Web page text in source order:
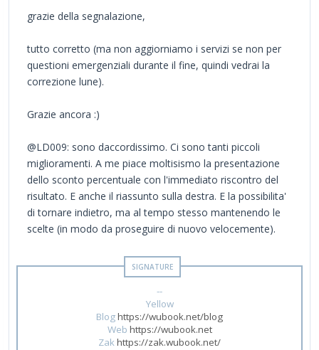
grazie della segnalazione,
tutto corretto (ma non aggiorniamo i servizi se non per
questioni emergenziali durante il fine, quindi vedrai la
correzione lune).
Grazie ancora :)
@LD009: sono daccordissimo. Ci sono tanti piccoli
miglioramenti. A me piace moltisismo la presentazione
dello sconto percentuale con l'immediato riscontro del
risultato. E anche il riassunto sulla destra. E la possibilita'
di tornare indietro, ma al tempo stesso mantenendo le
scelte (in modo da proseguire di nuovo velocemente).
--
Yellow
Bloghttps://wubook.net/blog
Web https://wubook.net
Zakhttps://zak.wubook.net/